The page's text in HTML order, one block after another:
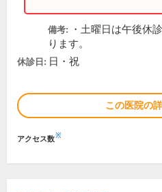
備考:
・土曜日は午後休
ります。
休診日: 日・祝
この医院の
アクセス数※